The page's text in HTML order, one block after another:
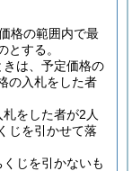
格の範囲内で最
する。
は、予定価格の
の入札をした者
をした者が2人
じを引かせて落
じを引かないも